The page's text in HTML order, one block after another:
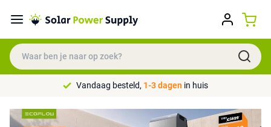
Vandaag besteld, 1-3 dagen in huis